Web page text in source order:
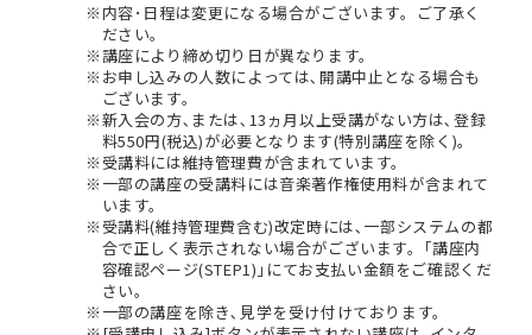
内容･日程は変更になる場合がございます。ご了承く
ださい。
講座により締め切り日が異なります。
お申し込みの人数によっては､開講中止となる場合も
ございます。
新入会の方､または､13ヵ月以上受講がない方は､登録
料550円(税込)が必要となります(特別講座を除く)。
受講料には維持管理費が含まれています。
一部の講座の受講料には音楽著作権使用料が含まれて
います。
受講料(維持管理費含む)改定時には､一部システムの都
合で正しく表示されない場合がございます。｢講座内
容確認ページ(STEP1)｣にてお支払い金額をご確認くだ
さい。
一部の講座を除き､見学を受け付けております。